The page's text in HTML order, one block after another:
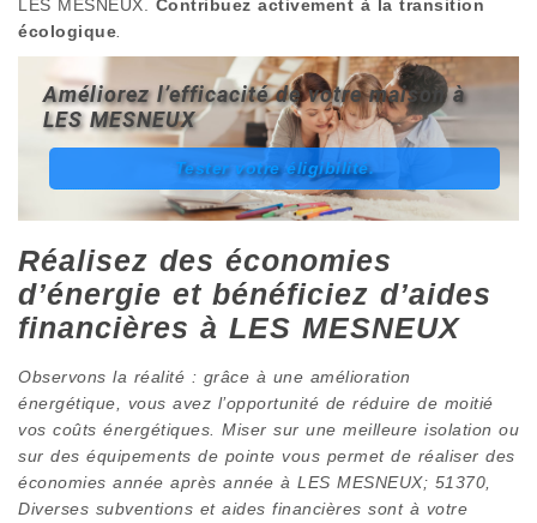
LES MESNEUX. Contribuez activement à la transition
écologique
Améliorez l’efficacité de votre maison à
LES MESNEUX
Tester votre éligibilité.
Réalisez des économies
d’énergie et bénéficiez d’aides
financières à LES MESNEUX
Observons la réalité : grâce à une amélioration
énergétique, vous avez l’opportunité de réduire de moitié
vos coûts énergétiques. Miser sur une meilleure isolation ou
sur des équipements de pointe vous permet de réaliser des
économies année après année à LES MESNEUX; 51370,
Diverses subventions et aides financières sont à votre